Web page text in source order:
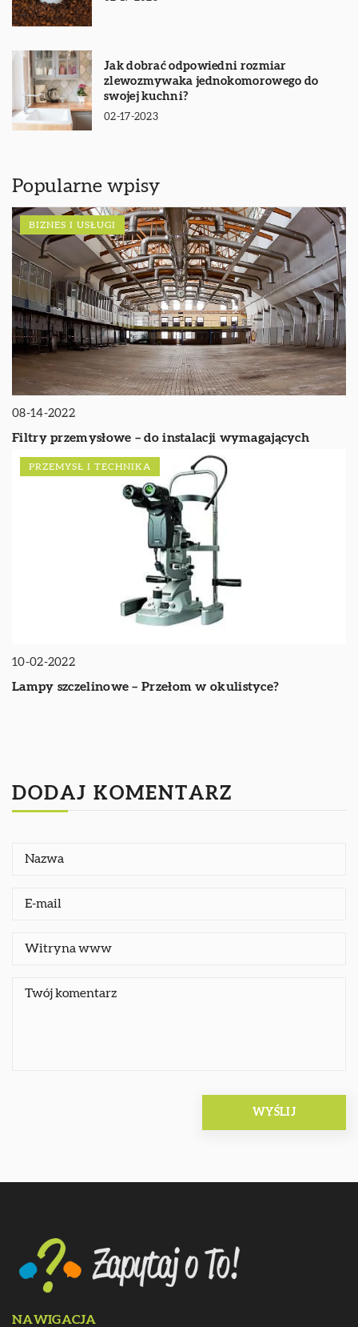
Jak dobrać odpowiedni rozmiar
zlewozmywaka jednokomorowego do
swojej kuchni?
02-17-2023
Popularne wpisy
BIZNES I USŁUGI
08-14-2022
Filtry przemysłowe – do instalacji wymagających
PRZEMYSŁ I TECHNIKA
10-02-2022
Lampy szczelinowe – Przełom w okulistyce?
DODAJ KOMENTARZ
NAWIGACJA